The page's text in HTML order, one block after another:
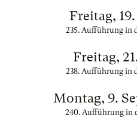
Freitag,
235. Aufführung in
Freitag,
238. Aufführung in
Montag, 9.
240. Aufführung in